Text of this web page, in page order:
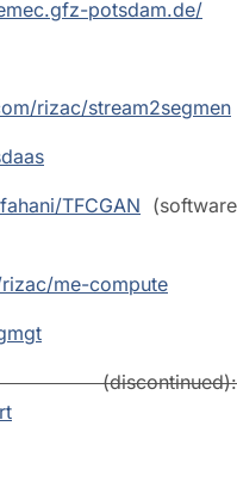
potsdam.de/
rizac/stream2segmen
TFCGAN (software
me-compute